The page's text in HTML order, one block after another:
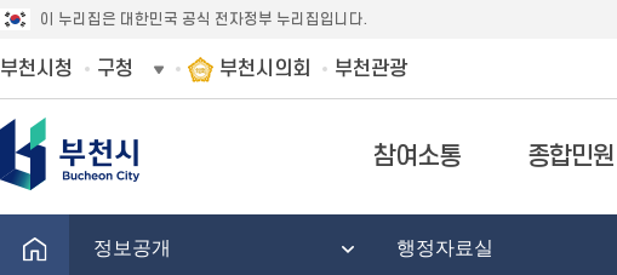
이 누리집은 대한민국 공식 전자정부 누리집입니다.
부천시청 구청 부천시의회 부천관광
참여소통 종합민원
정보공개 행정자료실